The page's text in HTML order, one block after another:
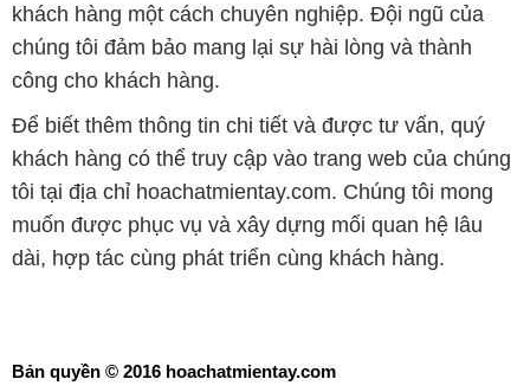
khách hàng có thể truy cập vào trang web của chúng
tôi tại địa chỉ hoachatmientay.com. Chúng tôi mong
muốn được phục vụ và xây dựng mối quan hệ lâu
dài, hợp tác cùng phát triển cùng khách hàng.
Bản quyền © 2016 hoachatmientay.com
CÔNG TY XNK TM SX HÓA CHẤT ĐẮC TRƯỜNG PHÁT